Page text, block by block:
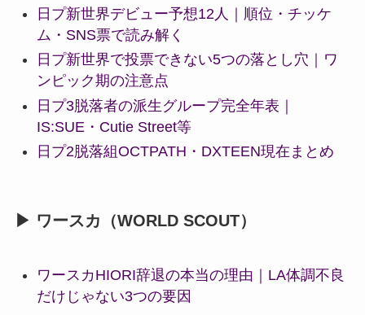
日プ新世界デビュー予想12人｜順位・チッケ
ム・SNS票で読み解く
日プ新世界で投票できない5つの落とし穴｜ワ
ンピック期の注意点
日プ3脱落者の派生グループ完全年表｜
IS:SUE・Cutie Street等
日プ2脱落組OCTPATH・DXTEEN現在まとめ
▶ ワースカ（WORLD SCOUT）
ワースカHIORI辞退の本当の理由｜LA体調不良
だけじゃない3つの要因